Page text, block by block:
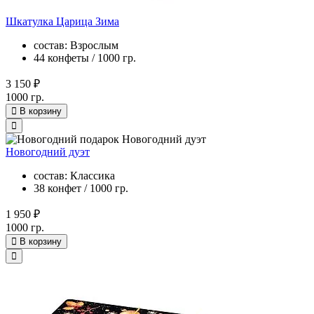
Шкатулка Царица Зима
состав: Взрослым
44 конфеты / 1000 гр.
3 150 ₽
1000 гр.
В корзину
Новогодний дуэт
состав: Классика
38 конфет / 1000 гр.
1 950 ₽
1000 гр.
В корзину